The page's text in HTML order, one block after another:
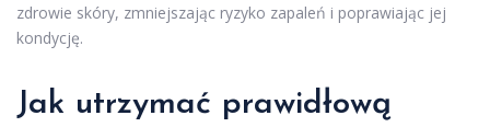
zdrowie skóry, zmniejszając ryzyko zapaleń i poprawiając jej
kondycję.
Jak utrzymać prawidłową